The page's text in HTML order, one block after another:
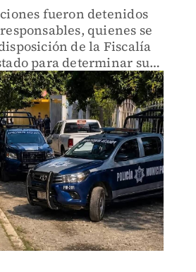
fueron detenidos
quienes se
de la Fiscalía
para determinar su